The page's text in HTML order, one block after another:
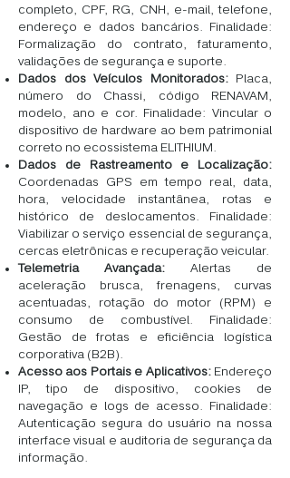
completo, CPF, RG, CNH, e-mail, telefone,
endereço e dados bancários. Finalidade:
Formalização do contrato, faturamento,
validações de segurança e suporte.
Dados dos Veículos Monitorados:Placa,
número do Chassi, código RENAVAM,
modelo, ano e cor. Finalidade: Vincular o
dispositivo de hardware ao bem patrimonial
correto no ecossistema ELITHIUM.
Dados de Rastreamento e Localização:
Coordenadas GPS em tempo real, data,
hora, velocidade instantânea, rotas e
histórico de deslocamentos. Finalidade:
Viabilizar o serviço essencial de segurança,
cercas eletrônicas e recuperação veicular.
Telemetria Avançada: Alertas de
aceleração brusca, frenagens, curvas
acentuadas, rotação do motor (RPM) e
consumo de combustível. Finalidade:
Gestão de frotas e eficiência logística
corporativa (B2B).
Acesso aos Portais e Aplicativos:Endereço
IP, tipo de dispositivo, cookies de
navegação e logs de acesso. Finalidade:
Autenticação segura do usuário na nossa
interface visual e auditoria de segurança da
informação.